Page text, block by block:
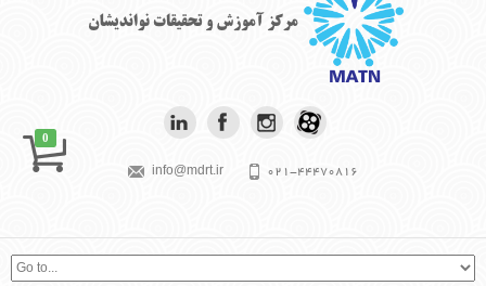
0
info@mdrt.ir 021-44470816
بیش از آنچه برای موفقیت تلاش می کنی،
اینشتين